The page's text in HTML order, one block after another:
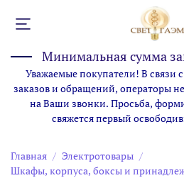
Минимальная сумма
Уважаемые покупатели! В связи
заказов и обращений, операторы не
на Ваши звонки. Просьба,
свяжется первый
Главная
Электротовары
Шкафы, корпуса, боксы и